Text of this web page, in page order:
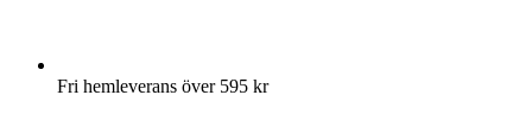
Fri hemleverans över 595 kr